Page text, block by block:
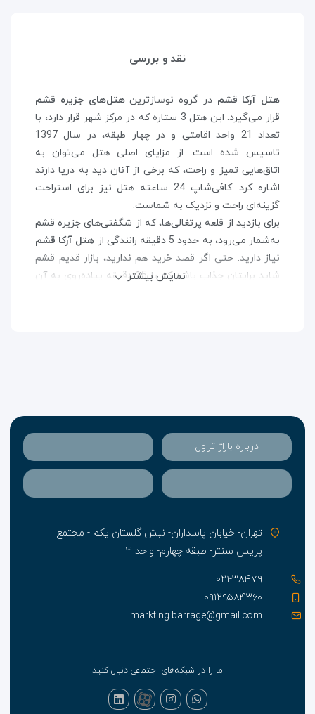
نقد و بررسی
هتل آرکا قشمدر گروه نوسازترینهتل‌های جزیره قشم
قرار می‌گیرد. این هتل 3 ستاره که در مرکز شهر قرار دارد، با
تعداد 21 واحد اقامتی و در چهار طبقه، در سال 1397
تاسیس شده است. از مزایای اصلی هتل می‌توان به
اتاق‌هایی تمیز و راحت، که برخی از آنان دید به دریا دارند
اشاره کرد. کافی‌شاپ 24 ساعته هتل نیز برای استراحت
گزینه‌ای راحت و نزدیک به شماست.
برای بازدید از قلعه پرتغالی‌ها، که از شگفتی‌های جزیره قشم
به‌شمار می‌رود، به حدود 5 دقیقه رانندگی از
هتل آرکا قشم
نیاز دارید. حتی اگر قصد خرید هم ندارید، بازار قدیم قشم
شاید برایتان جذاب باشد که با 15 دقیقه پیاده‌روی به آننمایش بیشتر
درباره باراژ تراول
تهران- خیابان پاسداران- نبش گلستان یکم - مجتمع
پریس سنتر- طبقه چهارم- واحد ۳
۰۲۱-۳۸۴۷۹
۰۹۱۲۹۵۸۴۳۶۰
markting.barrage@gmail.com
ما را در شبکه‌های اجتماعی دنبال کنید